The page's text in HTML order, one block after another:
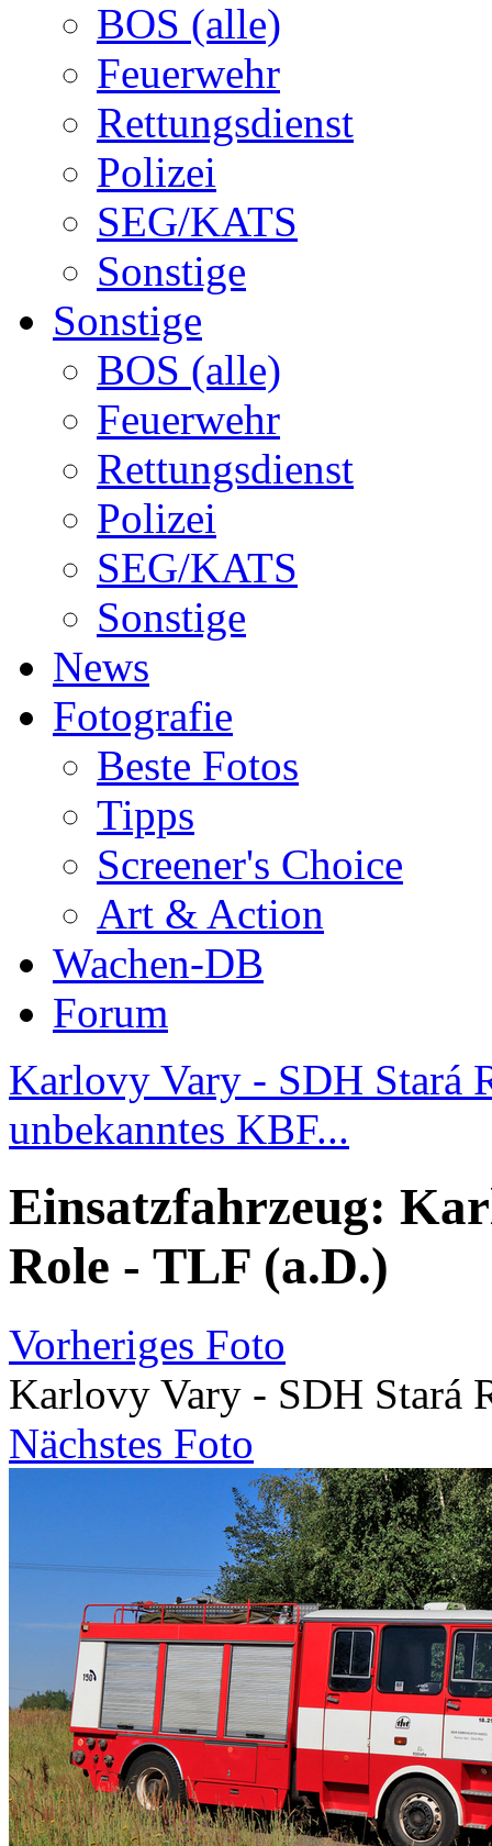
BOS (alle)
Feuerwehr
Rettungsdienst
Polizei
SEG/KATS
Sonstige
Sonstige
BOS (alle)
Feuerwehr
Rettungsdienst
Polizei
SEG/KATS
Sonstige
News
Fotografie
Beste Fotos
Tipps
Screener's Choice
Art & Action
Wachen-DB
Forum
Karlovy Vary - SDH Stará
unbekanntes KBF...
Einsatzfahrzeug:
Role - TLF (a.D.)
Vorheriges Foto
Karlovy Vary - SDH Stará
Nächstes Foto